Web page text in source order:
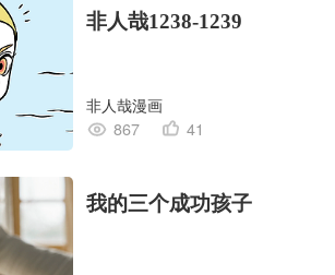
非人哉1238-1239
非人哉漫画
867
41
我的三个成功孩子